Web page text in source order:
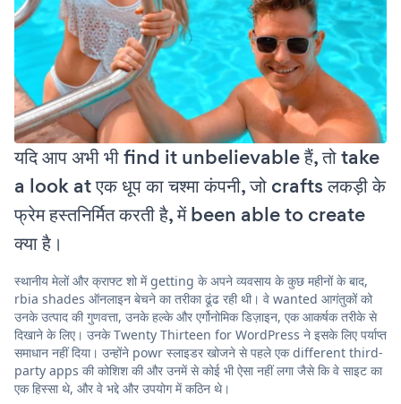
यदि आप अभी भी find it unbelievable हैं, तो take
a look at एक धूप का चश्मा कंपनी, जो crafts लकड़ी के
फ्रेम हस्तनिर्मित करती है, में been able to create
क्या है।
स्थानीय मेलों और क्राफ्ट शो में getting के अपने व्यवसाय के कुछ महीनों के बाद,
rbia shades ऑनलाइन बेचने का तरीका ढूंढ रही थी। वे wanted आगंतुकों को
उनके उत्पाद की गुणवत्ता, उनके हल्के और एर्गोनोमिक डिज़ाइन, एक आकर्षक तरीके से
दिखाने के लिए। उनके Twenty Thirteen for WordPress ने इसके लिए पर्याप्त
समाधान नहीं दिया। उन्होंने powr स्लाइडर खोजने से पहले एक different third-
party apps की कोशिश की और उनमें से कोई भी ऐसा नहीं लगा जैसे कि वे साइट का
एक हिस्सा थे, और वे भद्दे और उपयोग में कठिन थे।